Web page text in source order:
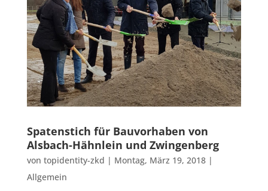
Spatenstich für Bauvorhaben von
Alsbach-Hähnlein und Zwingenberg
von topidentity-zkd | Montag, März 19, 2018|
Allgemein